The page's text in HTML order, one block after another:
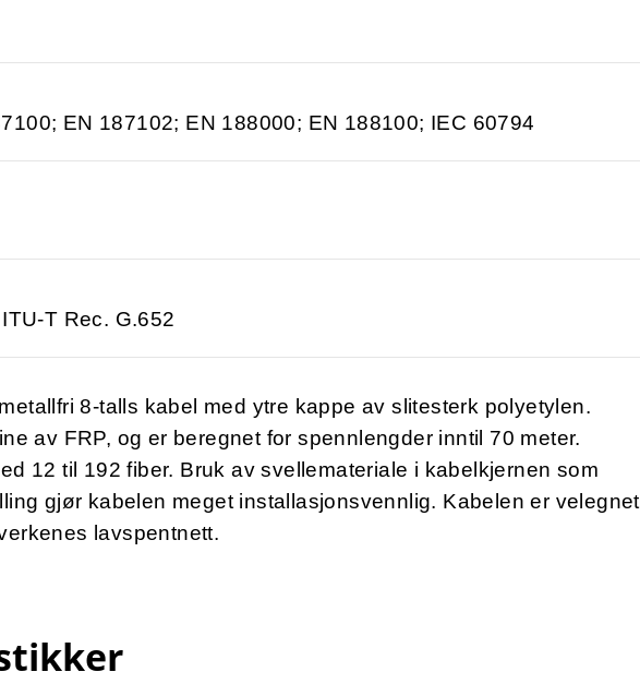
EN 187102; EN 188000; EN 188100; IEC 60794
T Rec. G.652
8-talls kabel med ytre kappe av slitesterk polyetylen.
av FRP, og er beregnet for spennlengder inntil 70 meter.
12 til 192 fiber. Bruk av svellemateriale i kabelkjernen som
gjør kabelen meget installasjonsvennlig. Kabelen er velegnet
lavspentnett.